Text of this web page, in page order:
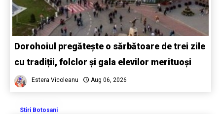
Dorohoiul pregătește o sărbătoare de trei zile
cu tradiții, folclor și gala elevilor merituoși
Estera Vicoleanu Aug 06, 2026
Stiri Botosani